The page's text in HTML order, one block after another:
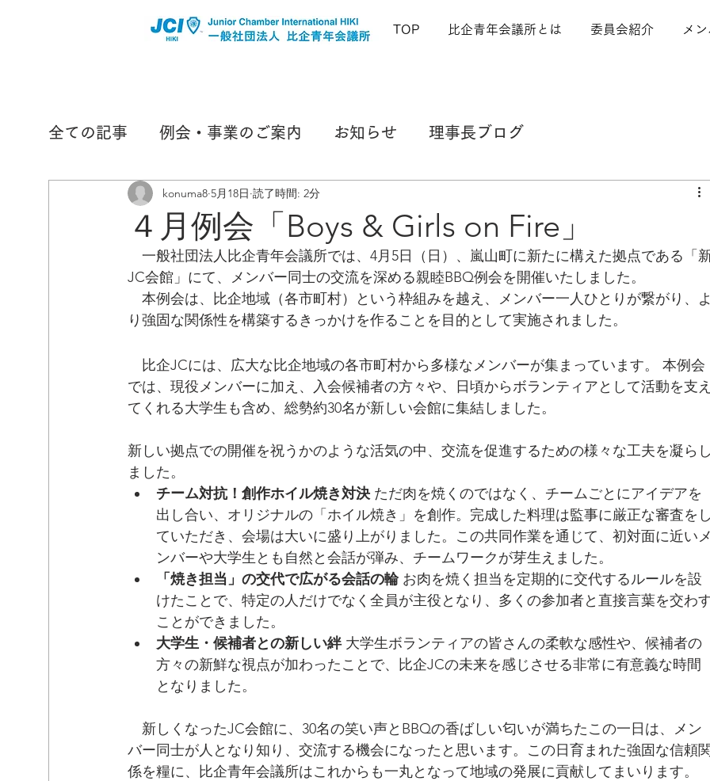
TOP 比企青年会議所とは 委員会紹介 メ
全ての記事 例会・事業のご案内 お知らせ 理事長ブログ
４月例会「Boys & Girls on Fire」
konuma8 5月18日 読了時間: 2分
一般社団法人比企青年会議所では、4月5日（日）、嵐山町に新たに構えた拠点である「
JC会館」にて、メンバー同士の交流を深める親睦BBQ例会を開催いたしました。
本例会は、比企地域（各市町村）という枠組みを越え、メンバー一人ひとりが繋がり、
り強固な関係性を構築するきっかけを作ることを目的として実施されました。
比企JCには、広大な比企地域の各市町村から多様なメンバーが集まっています。 本例会
では、現役メンバーに加え、入会候補者の方々や、日頃からボランティアとして活動を支
てくれる大学生も含め、総勢約30名が新しい会館に集結しました。
新しい拠点での開催を祝うかのような活気の中、交流を促進するための様々な工夫を凝ら
ました。
チーム対抗！創作ホイル焼き対決 ただ肉を焼くのではなく、チームごとにアイデアを
出し合い、オリジナルの「ホイル焼き」を創作。完成した料理は監事に厳正な審査を
ていただき、会場は大いに盛り上がりました。この共同作業を通じて、初対面に近い
ンバーや大学生とも自然と会話が弾み、チームワークが芽生えました。
「焼き担当」の交代で広がる会話の輪 お肉を焼く担当を定期的に交代するルールを設
けたことで、特定の人だけでなく全員が主役となり、多くの参加者と直接言葉を交わ
ことができました。
大学生・候補者との新しい絆 大学生ボランティアの皆さんの柔軟な感性や、候補者の
方々の新鮮な視点が加わったことで、比企JCの未来を感じさせる非常に有意義な時間
となりました。
新しくなったJC会館に、30名の笑い声とBBQの香ばしい匂いが満ちたこの一日は、メン
バー同士が人となり知り、交流する機会になったと思います。この日育まれた強固な信頼
係を糧に、比企青年会議所はこれからも一丸となって地域の発展に貢献してまいります。